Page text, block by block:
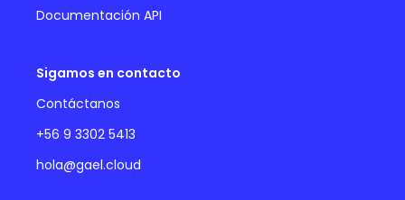
Documentación API
Sigamos en contacto
Contáctanos
+56 9 3302 5413
hola@gael.cloud